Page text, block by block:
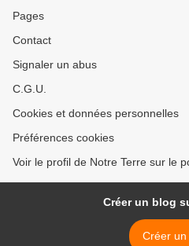
Pages
Contact
Signaler un abus
C.G.U.
Cookies et données personnelles
Préférences cookies
Voir le profil de Notre Terre sur le
Créer un blog
Créer un